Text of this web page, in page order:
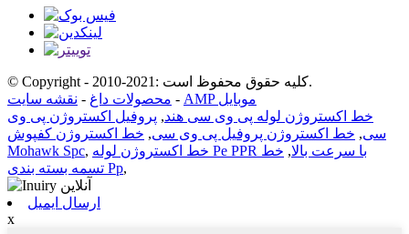
© Copyright - 2010-2021: کلیه حقوق محفوظ است.
محصولات داغ - نقشه سایت -
AMP موبایل
خط اکستروژن لوله پی وی سی هند, پروفیل اکستروژن پی وی
سی, خط اکستروژن پروفیل پی وی سی, خط اکستروژن کفپوش
Mohawk Spc, خط اکستروژن لوله Pe PPR با سرعت بالا, خط
تسمه بسته بندی Pp,
ارسال ایمیل
x